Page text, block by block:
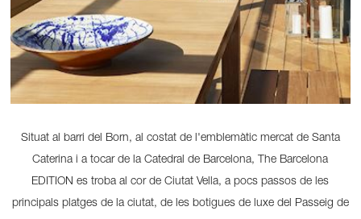
Situat al barri del Born, al costat de l'emblemàtic mercat de Santa
Caterina i a tocar de la Catedral de Barcelona, The Barcelona
EDITION es troba al cor de Ciutat Vella, a pocs passos de les
principals platges de la ciutat, de les botigues de luxe del Passeig de